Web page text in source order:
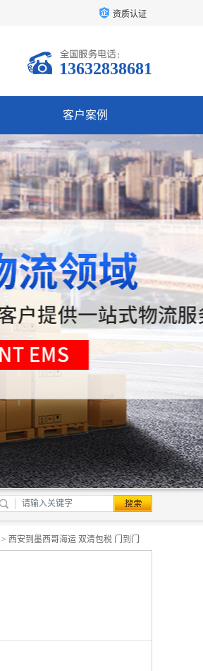
资质认证
13632838681
客户案例
> 西安到墨西哥海运 双清包税 门到门